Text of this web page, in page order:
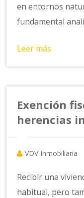
en entornos
fundamental
Leer más
Exención
herencias
VDV Inmobiliaria
Recibir una
habitual, pero